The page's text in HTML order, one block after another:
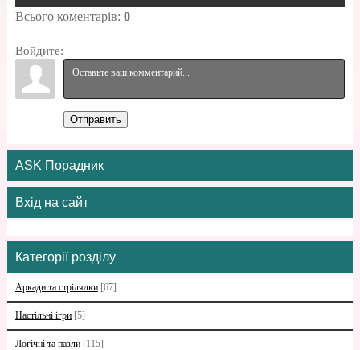
Всього коментарів: 0
Войдите:
Отправить
ASK Порадник
Вхід на сайт
Категорії розділу
Аркади та стрілялки [67]
Настільні ігри [5]
Логічні та пазли [115]